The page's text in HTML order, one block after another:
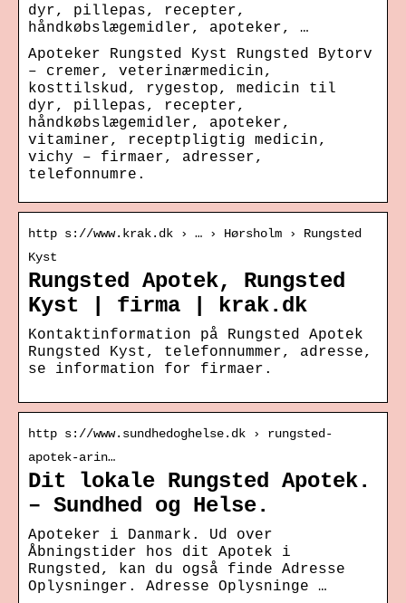
dyr, pillepas, recepter,
håndkøbslægemidler, apoteker, …
Apoteker Rungsted Kyst Rungsted Bytorv
– cremer, veterinærmedicin,
kosttilskud, rygestop, medicin til
dyr, pillepas, recepter,
håndkøbslægemidler, apoteker,
vitaminer, receptpligtig medicin,
vichy – firmaer, adresser,
telefonnumre.
http s://www.krak.dk › … › Hørsholm › Rungsted
Kyst
Rungsted Apotek, Rungsted
Kyst | firma | krak.dk
Kontaktinformation på Rungsted Apotek
Rungsted Kyst, telefonnummer, adresse,
se information for firmaer.
http s://www.sundhedoghelse.dk › rungsted-
apotek-arin…
Dit lokale Rungsted Apotek.
– Sundhed og Helse.
Apoteker i Danmark. Ud over
Åbningstider hos dit Apotek i
Rungsted, kan du også finde Adresse
Oplysninger. Adresse Oplysninge …